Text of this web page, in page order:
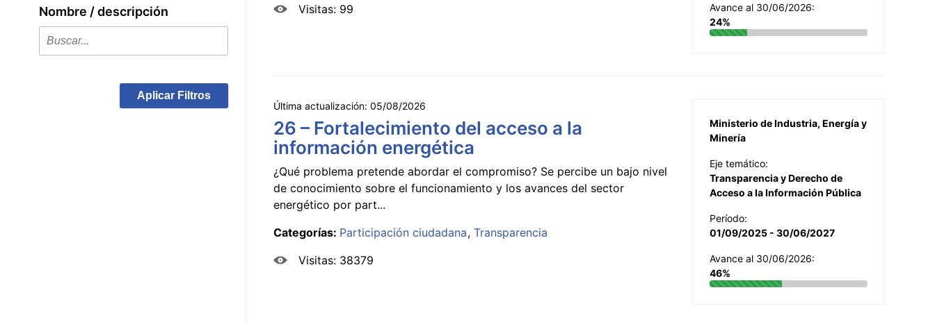
Nombre / descripción
Aplicar Filtros
Visitas: 99
Avance al 30/06/2026:
24%
Última actualización: 05/08/2026
26 – Fortalecimiento del acceso a la
información energética
¿Qué problema pretende abordar el compromiso? Se percibe un bajo nivel
de conocimiento sobre el funcionamiento y los avances del sector
energético por part...
Categorías: Participación ciudadana Transparencia
Visitas: 38379
Ministerio de Industria, Energía y
Minería
Eje temático:
Transparencia y Derecho de
Acceso a la Información Pública
Período:
01/09/2025 - 30/06/2027
Avance al 30/06/2026:
46%